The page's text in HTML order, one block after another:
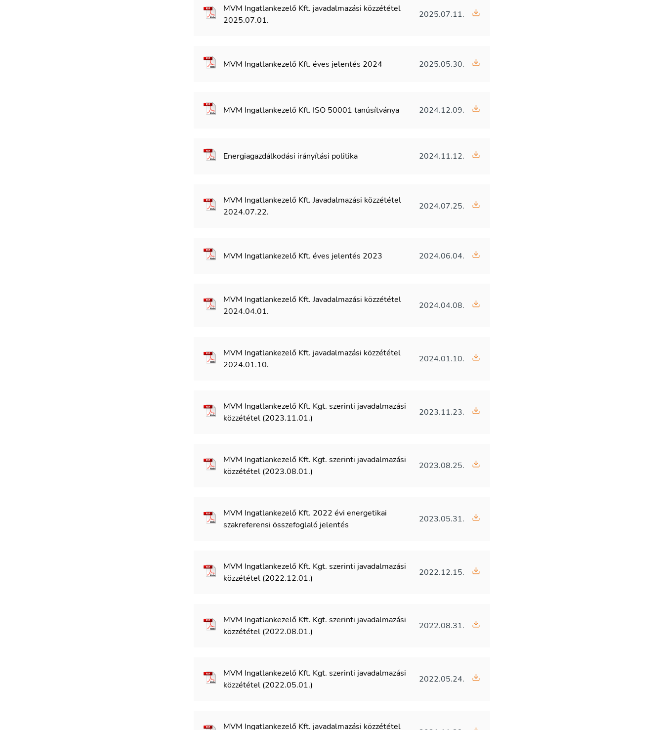
MVM Ingatlankezelő Kft. javadalmazási közzététel
2025.07.01.
2025.07.11.
MVM Ingatlankezelő Kft. éves jelentés 2024 2025.05.30.
MVM Ingatlankezelő Kft. ISO 50001 tanúsítványa 2024.12.09.
Energiagazdálkodási irányítási politika 2024.11.12.
MVM Ingatlankezelő Kft. Javadalmazási közzététel
2024.07.22.
2024.07.25.
MVM Ingatlankezelő Kft. éves jelentés 2023 2024.06.04.
MVM Ingatlankezelő Kft. Javadalmazási közzététel
2024.04.01.
2024.04.08.
MVM Ingatlankezelő Kft. javadalmazási közzététel
2024.01.10.
2024.01.10.
MVM Ingatlankezelő Kft. Kgt. szerinti javadalmazási
közzététel (2023.11.01.)
2023.11.23.
MVM Ingatlankezelő Kft. Kgt. szerinti javadalmazási
közzététel (2023.08.01.)
2023.08.25.
MVM Ingatlankezelő Kft. 2022 évi energetikai
szakreferensi összefoglaló jelentés
2023.05.31.
MVM Ingatlankezelő Kft. Kgt. szerinti javadalmazási
közzététel (2022.12.01.)
2022.12.15.
MVM Ingatlankezelő Kft. Kgt. szerinti javadalmazási
közzététel (2022.08.01.)
2022.08.31.
MVM Ingatlankezelő Kft. Kgt. szerinti javadalmazási
közzététel (2022.05.01.)
2022.05.24.
MVM Ingatlankezelő Kft. javadalmazási közzététel